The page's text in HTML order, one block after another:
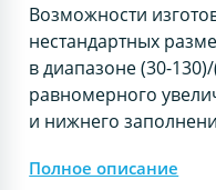
Возможности
нестандартных
в диапазоне (30-
равномерного
и нижнего
Полное описание